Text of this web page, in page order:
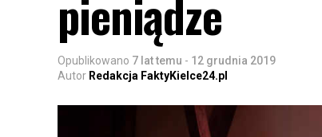
pieniądze
Opublikowano 7 lat temu - 12 grudnia 2019
Autor Redakcja FaktyKielce24.pl